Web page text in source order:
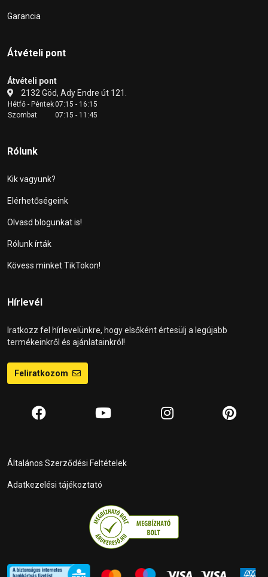
Garancia
Átvételi pont
Átvételi pont
2132 Göd, Ady Endre út 121.
Hétfő - Péntek07:15 - 16:15
Szombat
07:15 - 11:45
Rólunk
Kik vagyunk?
Elérhetőségeink
Olvasd blogunkat is!
Rólunk írták
Kövess minket TikTokon!
Hírlevél
Iratkozz fel hírlevelünkre, hogy elsőként értesülj a legújabb
termékeinkről és ajánlatainkról!
Feliratkozom
Általános Szerződési Feltételek
Adatkezelési tájékoztató